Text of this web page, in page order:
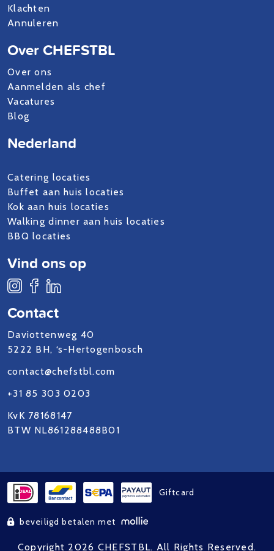
Klachten
Annuleren
Over CHEFSTBL
Over ons
Aanmelden als chef
Vacatures
Blog
Contact
Daviottenweg 40
5222 BH, ‘s-Hertogenbosch
contact@chefstbl.com
+31 85 303 0203
KvK 78168147
BTW NL861288488B01
Nederland
Catering locaties
Buffet aan huis locaties
Kok aan huis locaties
Walking dinner aan huis locaties
BBQ locaties
Vind ons op
Giftcard
beveiligd betalen met
Copyright 2026 CHEFSTBL. All Rights Reserved.